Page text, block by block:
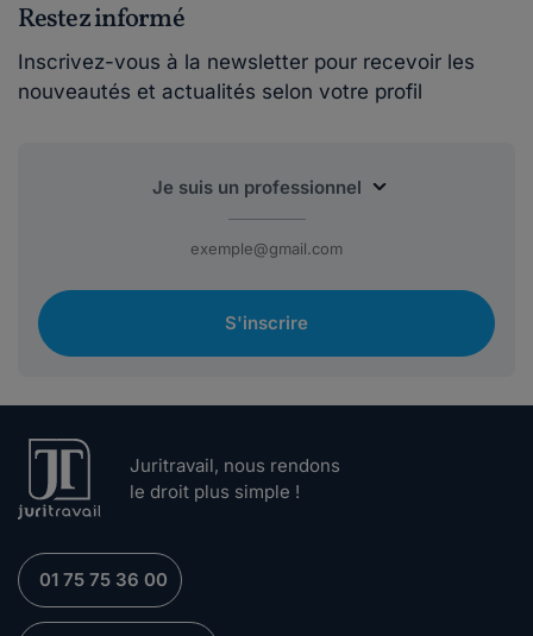
Restez informé
Inscrivez-vous à la newsletter pour recevoir les
nouveautés et actualités selon votre profil
S'inscrire
Juritravail, nous rendons
le droit plus simple !
01 75 75 36 00